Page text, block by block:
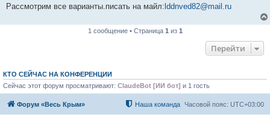
е
Рассмотрим все варианты.писать на майл: lddnved82@mail.ru
1 сообщение • Страница 1 из 1
Перейти
КТО СЕЙЧАС НА КОНФЕРЕНЦИИ
Сейчас этот форум просматривают: ClaudeBot [ИИ бот] и 1 гость
Форум «Весь Крым» Часовой пояс: UTC+03:00
Наша команда